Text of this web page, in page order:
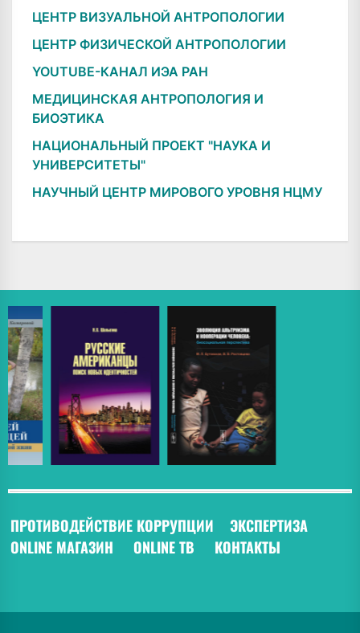
ЦЕНТР ВИЗУАЛЬНОЙ АНТРОПОЛОГИИ
ЦЕНТР ФИЗИЧЕСКОЙ АНТРОПОЛОГИИ
YOUTUBE-КАНАЛ ИЭА РАН
МЕДИЦИНСКАЯ АНТРОПОЛОГИЯ И
БИОЭТИКА
НАЦИОНАЛЬНЫЙ ПРОЕКТ "НАУКА И
УНИВЕРСИТЕТЫ"
НАУЧНЫЙ ЦЕНТР МИРОВОГО УРОВНЯ НЦМУ
ПРОТИВОДЕЙСТВИЕ КОРРУПЦИИ ЭКСПЕРТИЗА
ONLINE МАГАЗИН
ONLINE ТВ КОНТАКТЫ